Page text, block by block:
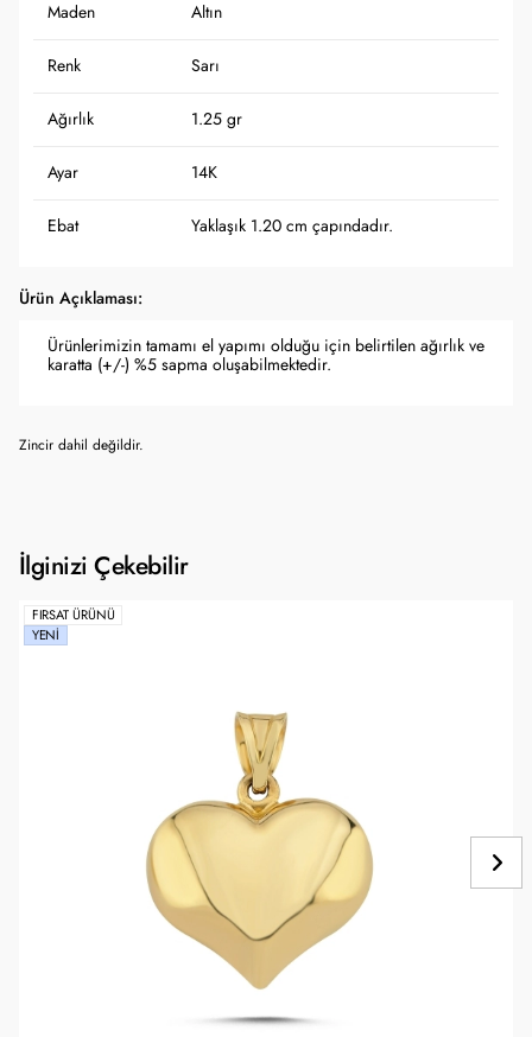
Maden Altın
Renk Sarı
Ağırlık 1.25 gr
Ayar 14K
Ebat Yaklaşık 1.20 cm çapındadır.
Ürün Açıklaması:
Ürünlerimizin tamamı el yapımı olduğu için belirtilen ağırlık ve
karatta (+/-) %5 sapma oluşabilmektedir.
Zincir dahil değildir.
İlginizi Çekebilir
FIRSAT ÜRÜNÜ
YENI